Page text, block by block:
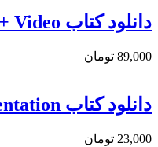
دانلود کتاب Essential Step-by-Step Techniques for Minimally Invasive Spinal Surgery 1st Edition + Video
89,000 تومان
دانلود کتاب Vertebral Augmentation: The Comprehensive Guide to Vertebroplasty, Kyphoplasty, and Implant Augmentation
23,000 تومان